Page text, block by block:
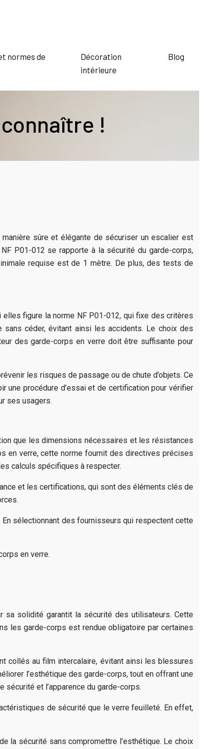
normes de
Décoration
intérieure
Blog
!
sûre et élégante de sécuriser un escalier est
P01-012 se rapporte à la sécurité du garde-corps,
requise est de 1 mètre. De plus, des tests de
figure la norme NF P01-012, qui fixe des critères
céder, évitant ainsi les accidents. Le choix des
des garde-corps en verre doit être suffisante pour
les risques de passage ou de chute d’objets. Ce
une procédure d’essai et de certification pour vérifier
ses usagers.
que les dimensions nécessaires et les résistances
en verre, cette norme fournit des directives précises
calculs spécifiques à respecter.
et les certifications, qui sont des éléments clés de
sélectionnant des fournisseurs qui respectent cette
en verre.
sa solidité garantit la sécurité des utilisateurs. Cette
les garde-corps est rendue obligatoire par certaines
collés au film intercalaire, évitant ainsi les blessures
l’esthétique des garde-corps, tout en offrant une
et l’apparence du garde-corps.
de sécurité que le verre feuilleté. En effet,
la sécurité sans compromettre l’esthétique. Le choix